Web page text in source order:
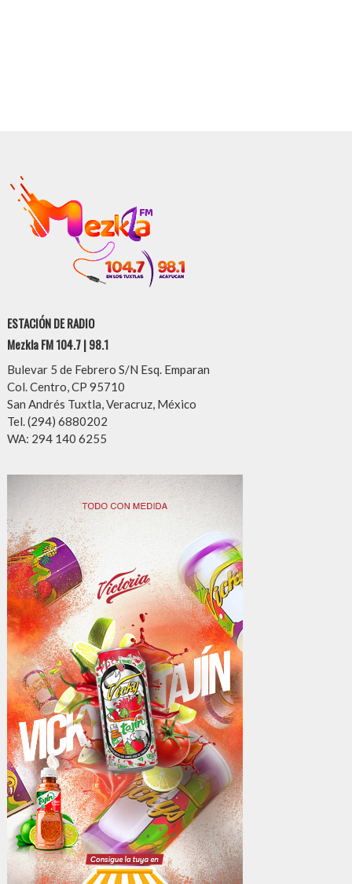
ESTACIÓN DE RADIO
Mezkla FM 104.7 | 98.1
Bulevar 5 de Febrero S/N Esq. Emparan
Col. Centro, CP 95710
San Andrés Tuxtla, Veracruz, México
Tel. (294) 6880202
WA: 294 140 6255